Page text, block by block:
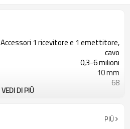
Accessori 1 ricevitore e 1 emettitore,
cavo
0,3-6 milioni
10 mm
68
Dotato di connettore M12
VEDI DI PIÙ
PIÙ